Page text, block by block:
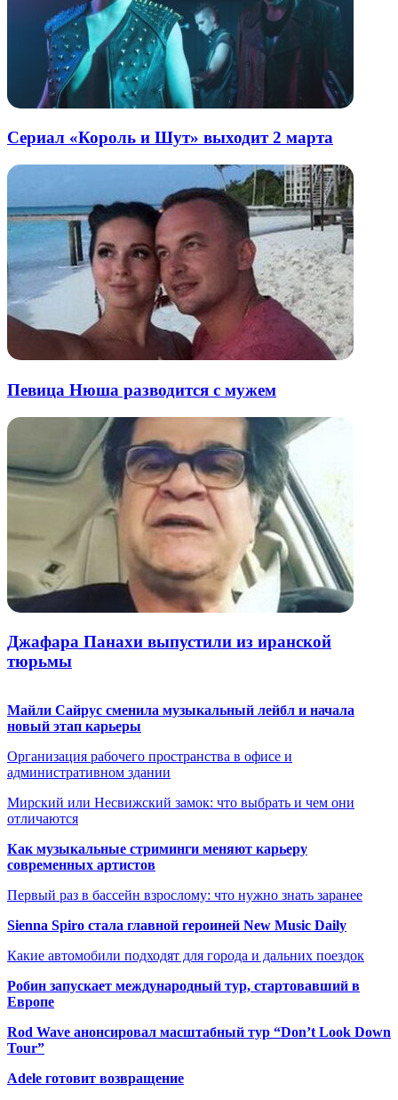
Сериал «Король и Шут» выходит 2 марта
Певица Нюша разводится с мужем
Джафара Панахи выпустили из иранской
тюрьмы
Майли Сайрус сменила музыкальный лейбл и начала
новый этап карьеры
Организация рабочего пространства в офисе и
административном здании
Мирский или Несвижский замок: что выбрать и чем они
отличаются
Как музыкальные стриминги меняют карьеру
современных артистов
Первый раз в бассейн взрослому: что нужно знать заранее
Sienna Spiro стала главной героиней New Music Daily
Какие автомобили подходят для города и дальних поездок
Робин запускает международный тур, стартовавший в
Европе
Rod Wave анонсировал масштабный тур “Don’t Look Down
Tour”
Adele готовит возвращение